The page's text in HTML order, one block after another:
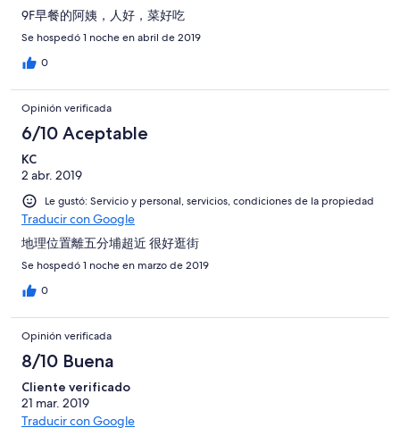
9F早餐的阿姨，人好，菜好吃
Se hospedó 1 noche en abril de 2019
0
Opinión verificada
6/10 Aceptable
KC
2 abr. 2019
Le gustó: Servicio y personal, servicios, condiciones de la propiedad
Traducir con Google
地理位置離五分埔超近 很好逛街
Se hospedó 1 noche en marzo de 2019
0
Opinión verificada
8/10 Buena
Cliente verificado
21 mar. 2019
Traducir con Google